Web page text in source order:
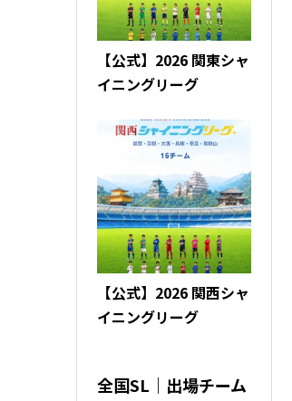
【公式】2026 関東シャ
イニングリーグ
【公式】2026 関西シャ
イニングリーグ
全国SL｜出場チーム